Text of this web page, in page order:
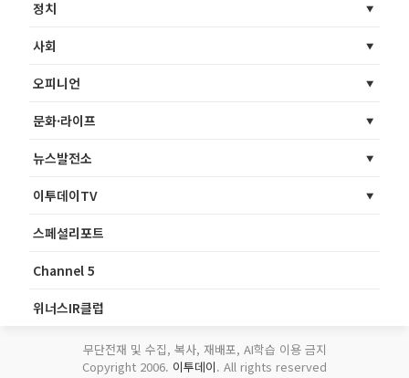
정치
사회
오피니언
문화·라이프
뉴스발전소
이투데이TV
스페셜리포트
Channel 5
위너스IR클럽
무단전재 및 수집, 복사, 재배포, AI학습 이용 금지
Copyright 2006. 이투데이. All rights reserved